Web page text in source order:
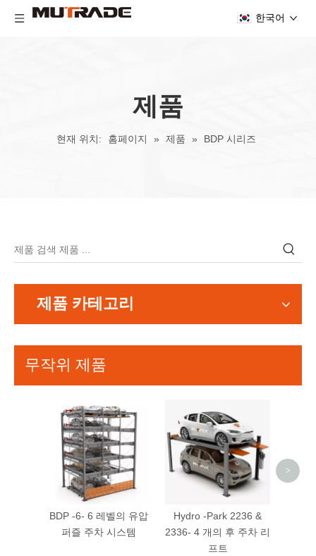
한국어
제품
현재 위치: 홈페이지 » 제품 » BDP 시리즈
제품 카테고리
무작위 제품
BDP -6- 6 레벨의 유압
퍼즐 주차 시스템
Hydro -Park 2236 &
2336- 4 개의 후 주차 리
프트
>